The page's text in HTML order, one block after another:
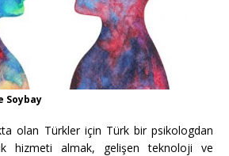
Soybay
olan Türkler için Türk bir psikologdan
hizmeti almak, gelişen teknoloji ve